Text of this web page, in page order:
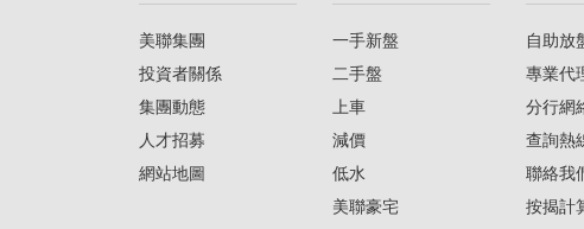
美聯集團
投資者關係
集團動態
人才招募
網站地圖
一手新盤
二手盤
上車
減價
低水
美聯豪宅
自助放
專業代
分行網
查詢熱
聯絡我
按揭計